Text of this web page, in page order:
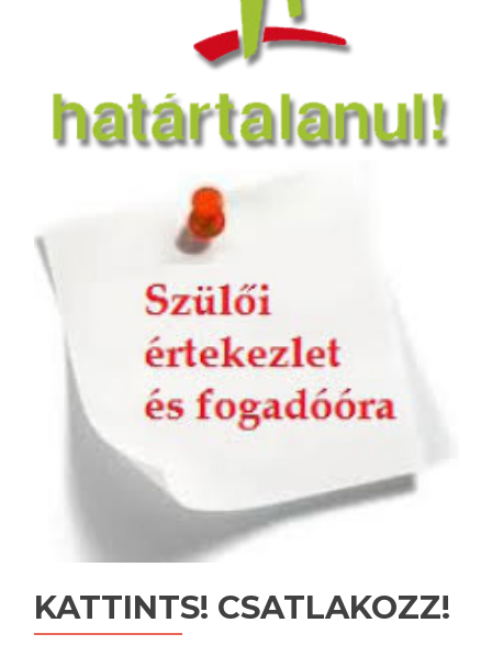
KATTINTS! CSATLAKOZZ!